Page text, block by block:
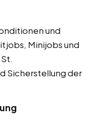
und
Minijobs und
Sicherstellung der